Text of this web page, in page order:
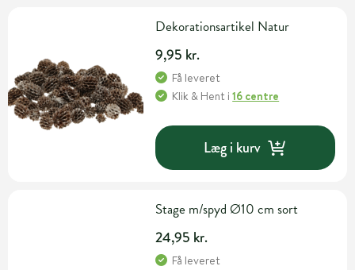
Dekorationsartikel Natur
9,95 kr.
Få leveret
Klik & Hent i16 centre
Læg i kurv
Stage m/spyd Ø10 cm sort
24,95 kr.
Få leveret